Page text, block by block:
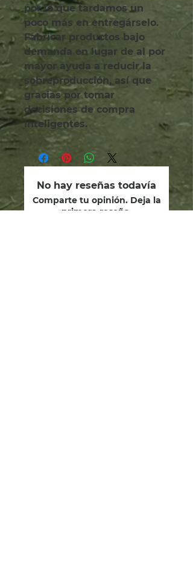
por lo que tardamos un
poco más en entregárselo.
Fabricar productos bajo
demanda en lugar de al por
mayor ayuda a reducir la
sobreproducción, así que
gracias por tomar
decisiones de compra
inteligentes.
No hay reseñas todavía
Comparte tu opinión. Deja la
primera reseña.